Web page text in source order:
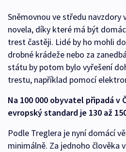
Sněmovnou ve středu navzdory
novela, díky které má být
trest častěji. Lidé by ho mohli
drobné krádeže nebo za
státu by potom bylo vyřešení
trestu, například pomocí
Na 100 000 obyvatel připadá v
evropský standard je 130 až
Podle Treglera je nyní domácí
minimálně. Za jednoho člověka